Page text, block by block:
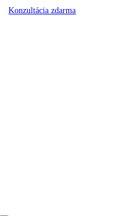
Skip
Konzultácia zdarma